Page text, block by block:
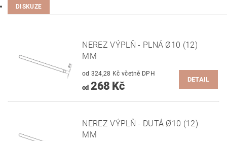
DISKUZE
NEREZ VÝPLŇ - PLNÁ Ø10 (12)
MM
od 324,28 Kč včetně DPH
od268 Kč
DETAIL
NEREZ VÝPLŇ - DUTÁ Ø10 (12)
MM